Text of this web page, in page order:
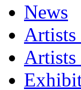
News
Artists
Artists